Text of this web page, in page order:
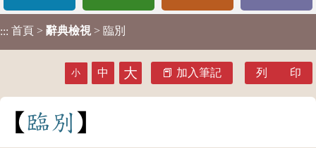
::: 首頁 > 辭典檢視 > 臨別
小 中 大 加入筆記 列 印
臨 別